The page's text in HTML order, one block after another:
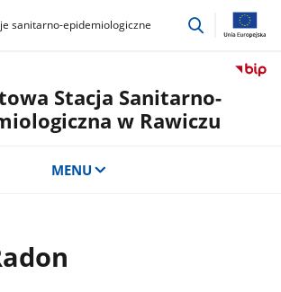
sanitarno-epidemiologiczne
przejdź
Stacja Sanitarno-
w Rawiczu
MENU